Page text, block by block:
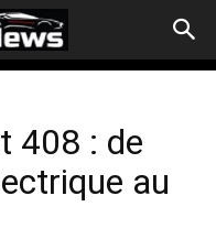
408 : de
au